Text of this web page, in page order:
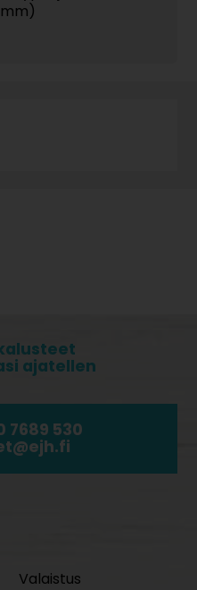
ajatellen
7689 530
Valaistus